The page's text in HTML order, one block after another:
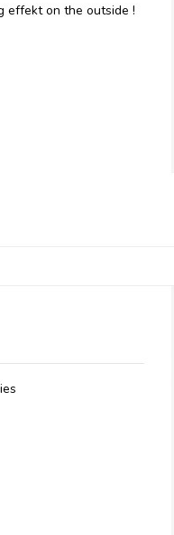
effekt on the outside !